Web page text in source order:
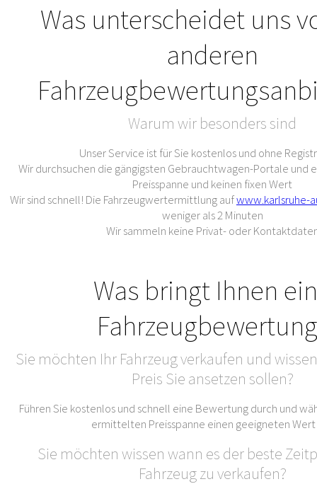
Was unterscheidet uns
anderen
Warum wir besonders sind
Unser Service ist für Sie kostenlos und ohne
Wir durchsuchen die gängigsten Gebrauchtwagen-Portale und
Preisspanne und keinen fixen Wert
Wir sind schnell! Die Fahrzeugwertermittlung aufwww.karlsruhe-
weniger als 2 Minuten
Wir sammeln keine Privat- oder
Was bringt Ihnen
Sie möchten Ihr Fahrzeug verkaufen und
Preis Sie ansetzen sollen?
Führen Sie kostenlos und schnell eine Bewertung durch und
ermittelten Preisspanne einen geeigneten Wert
Sie möchten wissen wann es der beste
Fahrzeug zu verkaufen?